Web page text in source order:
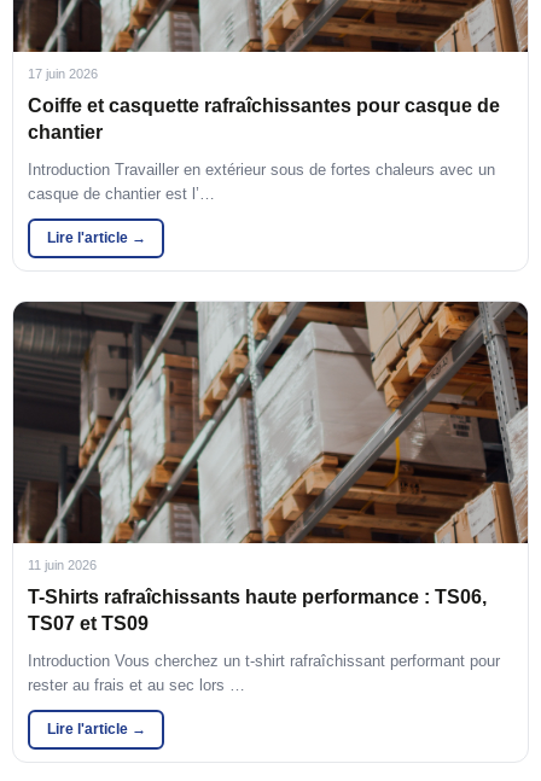
17 juin 2026
Coiffe et casquette rafraîchissantes pour casque de
chantier
Introduction Travailler en extérieur sous de fortes chaleurs avec un
casque de chantier est l’…
Lire l'article →
11 juin 2026
T-Shirts rafraîchissants haute performance : TS06,
TS07 et TS09
Introduction Vous cherchez un t-shirt rafraîchissant performant pour
rester au frais et au sec lors …
Lire l'article →